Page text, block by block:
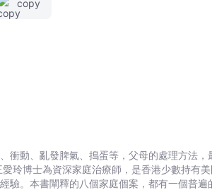
copy
衝動、亂發脾氣、搗蛋等，父母的處理方法，
驗。本書闡釋的八個家庭個案，都有一個普